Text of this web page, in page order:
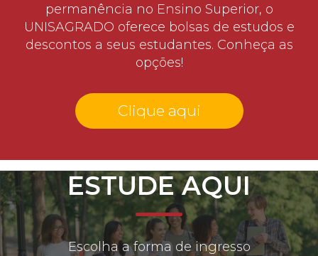
permanência no Ensino Superior, o
UNISAGRADO oferece bolsas de estudos e
descontos a seus estudantes. Conheça as
opções!
Clique aqui
ESTUDE AQUI
Escolha a forma de ingresso